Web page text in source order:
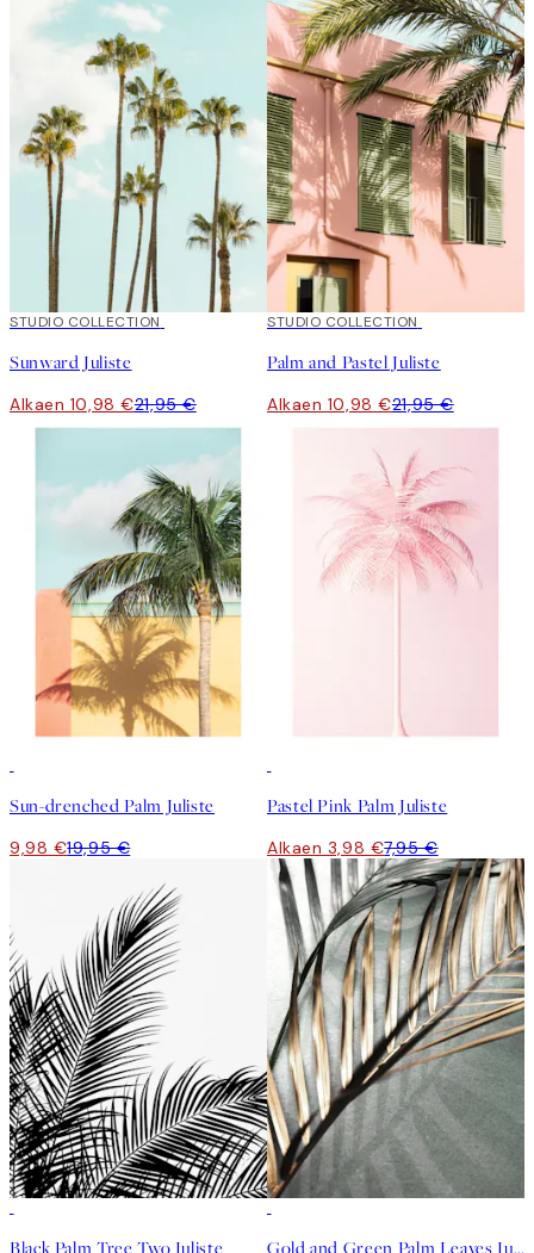
50%*
STUDIO COLLECTION
Sunward Juliste
Alkaen 10,98 €21,95 €
50%*
STUDIO COLLECTION
Palm and Pastel Juliste
Alkaen 10,98 €21,95 €
Sun-drenched Palm Juliste
9,98 €19,95 €
Pastel Pink Palm Juliste
Alkaen 3,98 €7,95 €
Black Palm Tree Two Juliste Gold and Green Palm Leaves Juliste